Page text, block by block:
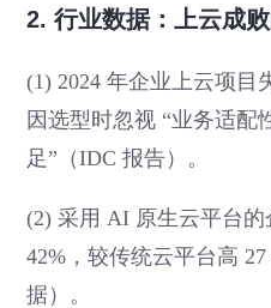
2. 行业数据：上云成
(1) 2024 年企业上云项目
因选型时忽视 “业务适配
足”（IDC 报告）。
(2) 采用 AI 原生云平台
42%，较传统云平台高
据）。